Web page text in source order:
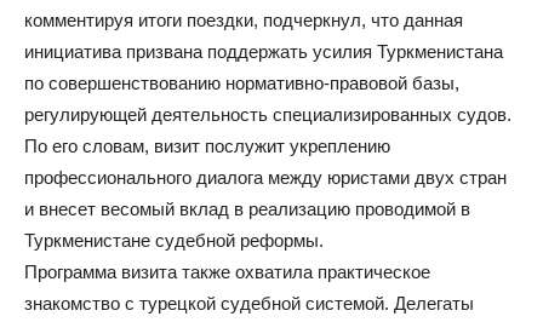
комментируя итоги поездки, подчеркнул, что данная
инициатива призвана поддержать усилия Туркменистана
по совершенствованию нормативно-правовой базы,
регулирующей деятельность специализированных судов.
По его словам, визит послужит укреплению
профессионального диалога между юристами двух стран
и внесет весомый вклад в реализацию проводимой в
Туркменистане судебной реформы.
Программа визита также охватила практическое
знакомство с турецкой судебной системой. Делегаты